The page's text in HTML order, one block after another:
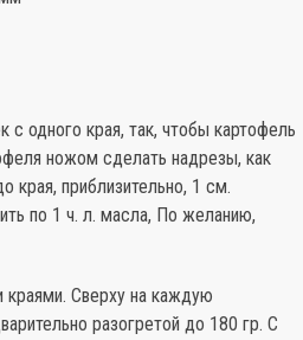
одного края, так, чтобы картофель
ножом сделать надрезы, как
края, приблизительно, 1 см.
по 1 ч. л. масла, По желанию,
краями. Сверху на каждую
разогретой до 180 гр. С